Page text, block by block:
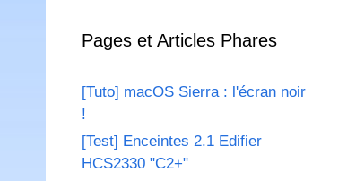
Pages et Articles Phares
[Tuto] macOS Sierra : l'écran noir
!
[Test] Enceintes 2.1 Edifier
HCS2330 "C2+"